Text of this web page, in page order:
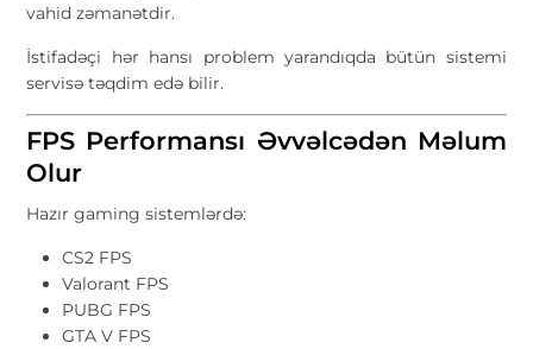
vahid zəmanətdir.
İstifadəçi hər hansı problem yarandıqda bütün sistemi
servisə təqdim edə bilir.
FPS Performansı Əvvəlcədən Məlum
Olur
Hazır gaming sistemlərdə:
CS2 FPS
Valorant FPS
PUBG FPS
GTA V FPS